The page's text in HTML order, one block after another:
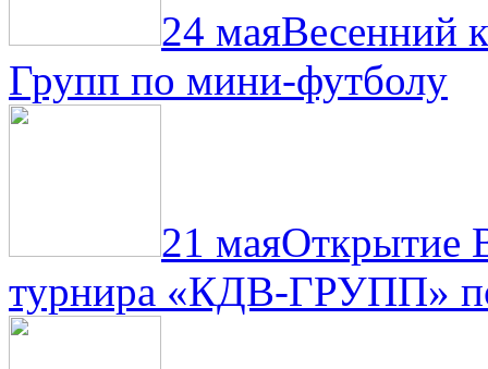
24 маяВесенний
Групп по мини-футболу
21 маяОткрытие
турнира «КДВ-ГРУПП»